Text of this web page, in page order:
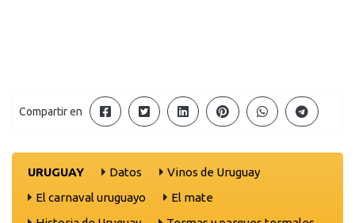
Compartir en
URUGUAY Datos
Vinos de Uruguay
El carnaval uruguayo
El mate